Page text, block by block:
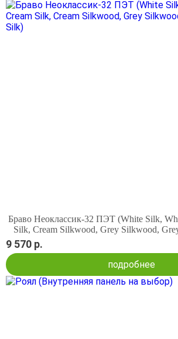
Браво Неоклассик-32 ПЭТ (White Silk,
Silk, Cream Silkwood, Grey Silkwood,
9 570 р.
подробнее